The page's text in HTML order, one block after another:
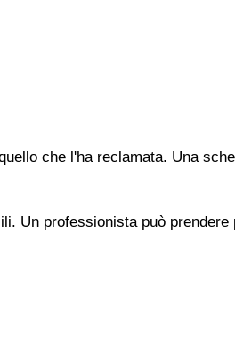
che l'ha reclamata. Una
Un professionista può prendere